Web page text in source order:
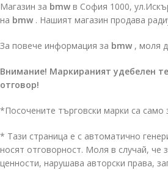
Магазин за bmw в София 1000,
на bmw . Нашият магазин продава
За повече информация за bmw , моля
Внимание! Маркираният удебелен
отговор!
*Посочените търговски марки са само
* Тази страница е с автоматично
носят отговорност. Моля в случай, че
ценности, нарушава авторски права,